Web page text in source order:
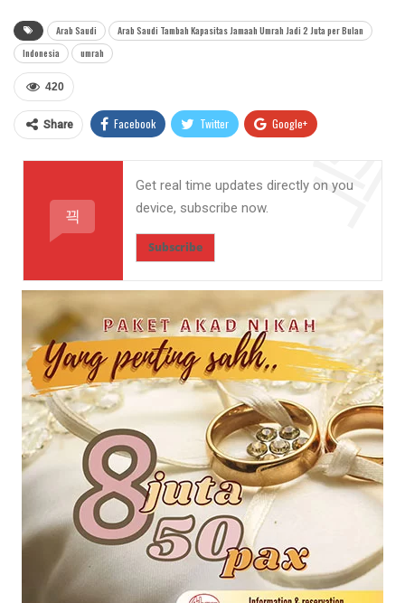
Arab Saudi
Arab Saudi Tambah Kapasitas Jamaah Umrah Jadi 2 Juta per Bulan
Indonesia
umrah
420
Share Facebook Twitter Google+
ReddIt
Get real time updates directly on you
device, subscribe now.
Subscribe